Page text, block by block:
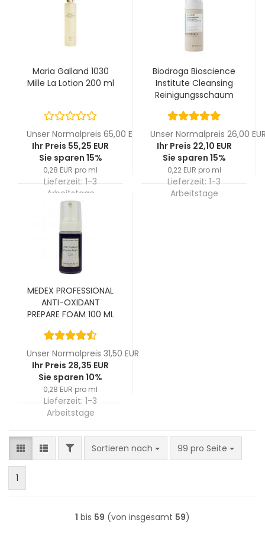
Maria Galland 1030
Mille La Lotion 200 ml
Unser Normalpreis 65,00 EUR
Ihr Preis 55,25 EUR
Sie sparen 15%
0,28 EUR pro ml
Lieferzeit: 1-3
Arbeitstage
Biodroga Bioscience
Institute Cleansing
Reinigungsschaum
Unser Normalpreis 26,00
Ihr Preis 22,10 EUR
Sie sparen 15%
0,22 EUR pro ml
Lieferzeit: 1-3
Arbeitstage
MEDEX PROFESSIONAL
ANTI-OXIDANT
PREPARE FOAM 100 ML
Unser Normalpreis 31,50 EUR
Ihr Preis 28,35 EUR
Sie sparen 10%
0,28 EUR pro ml
Lieferzeit: 1-3
Arbeitstage
FILTERSortieren nach
Sortieren nach 99 pro Seite
pro Seite
1
1 bis 59 (von insgesamt 59)